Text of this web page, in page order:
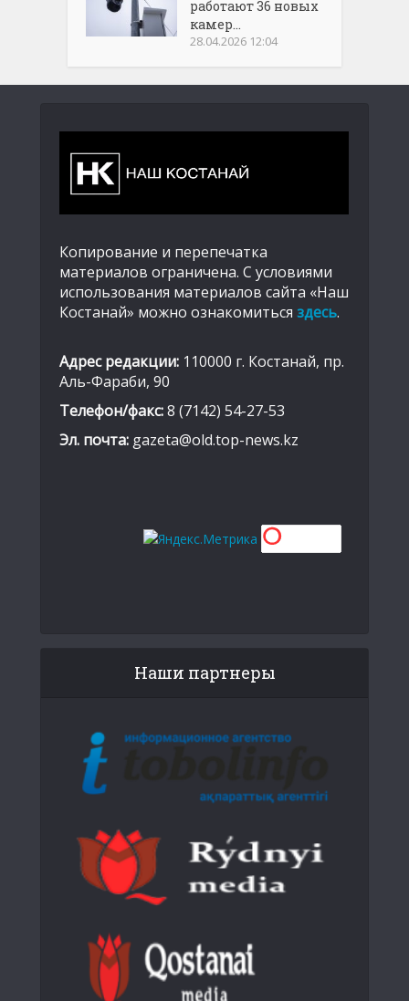
работают 36 новых
камер...
28.04.2026 12:04
Копирование и перепечатка
материалов ограничена. С условиями
использования материалов сайта «Наш
Костанай» можно ознакомиться здесь.
Адрес редакции: 110000 г. Костанай, пр.
Аль-Фараби, 90
Телефон/факс:8 (7142) 54-27-53
Эл. почта: gazeta@old.top-news.kz
Наши партнеры